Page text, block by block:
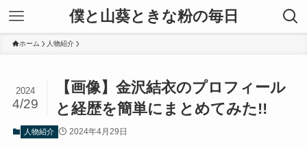
僕と山葵ときな粉の毎日
ホーム 人物紹介
【画像】金沢結衣のプロフィール
と経歴を簡単にまとめてみた!!
2024
4/29
人物紹介 2024年4月29日